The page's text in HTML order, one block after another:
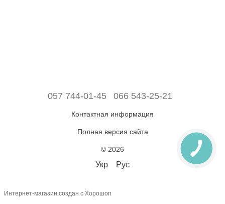
057 744-01-45 066 543-25-21
Контактная информация
Полная версия сайта
© 2026
Укр Рус
Интернет-магазин создан с Хорошоп